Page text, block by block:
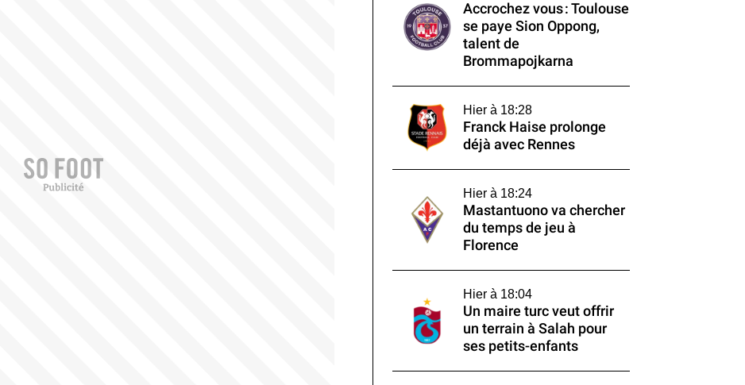
Accrochez vous : Toulouse
se paye Sion Oppong,
talent de
Brommapojkarna
Hier à 18:28
Franck Haise prolonge
déjà avec Rennes
Hier à 18:24
Mastantuono va chercher
du temps de jeu à
Florence
Hier à 18:04
Un maire turc veut offrir
un terrain à Salah pour
ses petits-enfants